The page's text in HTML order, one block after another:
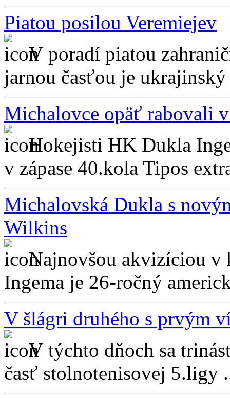
Piatou posilou Veremiejev
V poradí piatou
jarnou časťou je
Michalovce opäť rabovali
Hokejisti HK Dukla
v zápase 40.kola Tipos
Michalovská Dukla s
Wilkins
Najnovšou akvizíciou
Ingema je 26-ročný
V šlágri druhého s prvým
V týchto dňoch sa
časť stolnotenisovej 5.ligy